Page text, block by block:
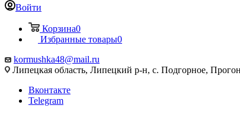
Войти
Корзина0
Избранные товары0
kormushka48@mail.ru
Липецкая область, Липецкий р-н, с. Подгорное,
Вконтакте
Telegram